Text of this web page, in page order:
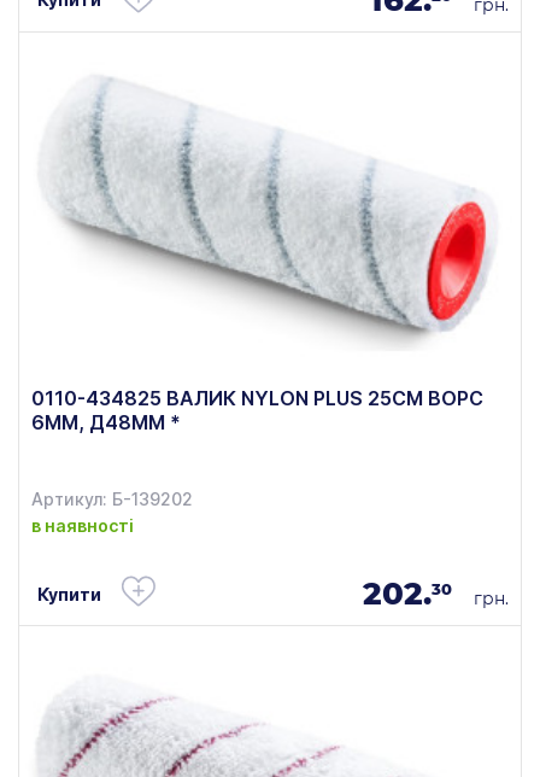
грн.
0110-434825 ВАЛИК NYLON PLUS 25СМ ВОРС
6ММ, Д48ММ *
Артикул: Б-139202
в наявності
Купити 202.30 грн.